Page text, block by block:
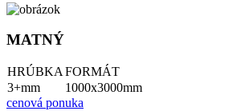
MATNÝ
HRÚBKA FORMÁT
3+mm
1000x3000mm
cenová ponuka